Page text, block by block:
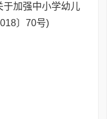
于加强中小学幼儿
〕70号)